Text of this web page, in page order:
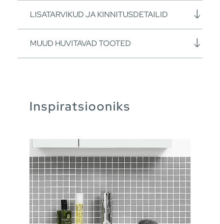
LISATARVIKUD JA KINNITUSDETAILID
MUUD HUVITAVAD TOOTED
Inspiratsiooniks